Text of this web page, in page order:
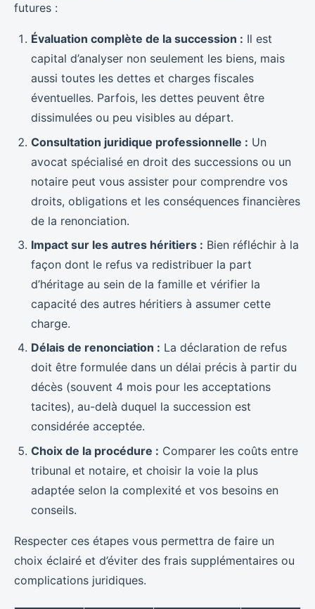
futures :
Évaluation complète de la succession : Il est
capital d’analyser non seulement les biens, mais
aussi toutes les dettes et charges fiscales
éventuelles. Parfois, les dettes peuvent être
dissimulées ou peu visibles au départ.
Consultation juridique professionnelle : Un
avocat spécialisé en droit des successions ou un
notaire peut vous assister pour comprendre vos
droits, obligations et les conséquences financières
de la renonciation.
Impact sur les autres héritiers : Bien réfléchir à la
façon dont le refus va redistribuer la part
d’héritage au sein de la famille et vérifier la
capacité des autres héritiers à assumer cette
charge.
Délais de renonciation : La déclaration de refus
doit être formulée dans un délai précis à partir du
décès (souvent 4 mois pour les acceptations
tacites), au-delà duquel la succession est
considérée acceptée.
Choix de la procédure : Comparer les coûts entre
tribunal et notaire, et choisir la voie la plus
adaptée selon la complexité et vos besoins en
conseils.
Respecter ces étapes vous permettra de faire un
choix éclairé et d’éviter des frais supplémentaires ou
complications juridiques.